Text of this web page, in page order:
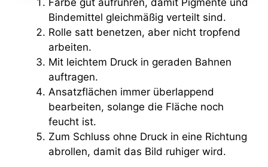
Bindemittel gleichmäßig verteilt sind.
Rolle satt benetzen, aber nicht tropfend
arbeiten.
Mit leichtem Druck in geraden Bahnen
auftragen.
Ansatzflächen immer überlappend
bearbeiten, solange die Fläche noch
feucht ist.
Zum Schluss ohne Druck in eine Richtung
abrollen, damit das Bild ruhiger wird.